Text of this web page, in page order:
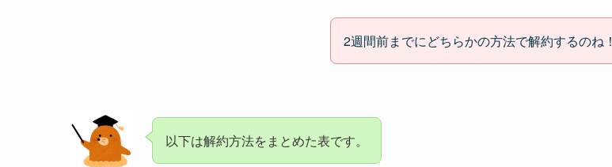
2週間前までにどちらかの方法で解約するのね！
以下は解約方法をまとめた表です。